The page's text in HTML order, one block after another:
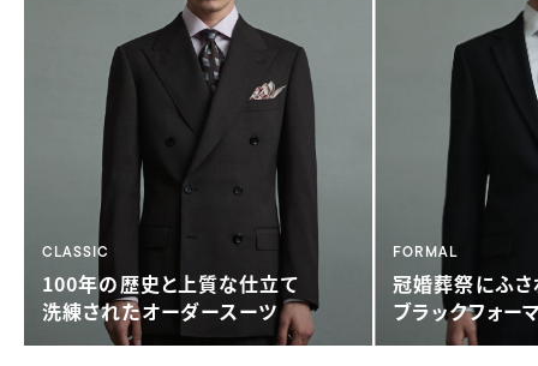
CLASSIC
100年の歴史と上質な仕立て
洗練されたオーダースーツ
FORMAL
冠婚葬祭にふさ
ブラックフォー